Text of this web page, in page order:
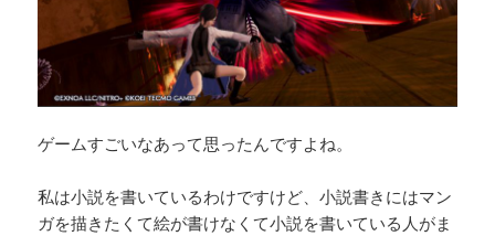
ゲームすごいなあって思ったんですよね。
私は小説を書いているわけですけど、小説書きにはマン
ガを描きたくて絵が書けなくて小説を書いている人がま